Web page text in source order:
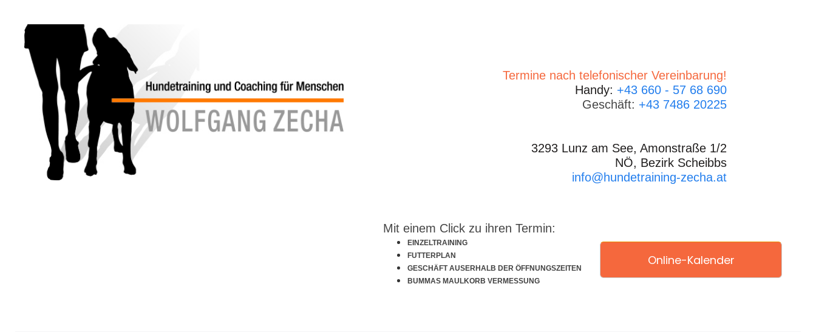
Termine nach telefonischer Vereinbarung!
Handy: +43 660 - 57 68 690
Geschäft: +43 7486 20225
3293 Lunz am See, Amonstraße 1/2
NÖ, Bezirk Scheibbs
info@hundetraining-zecha.at
Mit einem Click zu ihren Termin:
EINZELTRAINING
FUTTERPLAN
GESCHÄFT AUSERHALB DER ÖFFNUNGSZEITEN
BUMMAS MAULKORB VERMESSUNG
Online-Kalender